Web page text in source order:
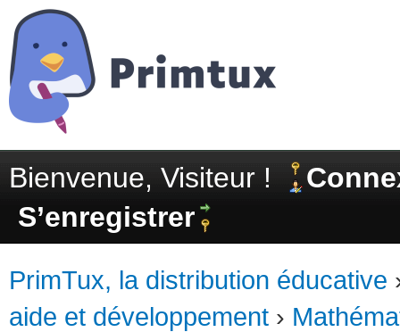
Bienvenue, Visiteur !
S’enregistrer
PrimTux, la distribution éducative
aide et développement ›